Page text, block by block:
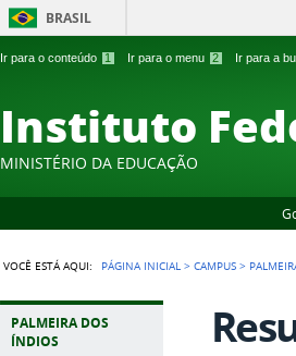
Ir para o conteúdo 1 Ir para o menu 2 Ir para a
BRASIL
Instituto
MINISTÉRIO DA EDUCAÇÃO
VOCÊ ESTÁ AQUI: PÁGINA INICIAL >CAMPUS >
PALMEIRA DOS
ÍNDIOS